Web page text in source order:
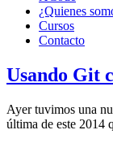
¿Quienes
Cursos
Contacto
Usando Git
Ayer tuvimos una
última de este 2014